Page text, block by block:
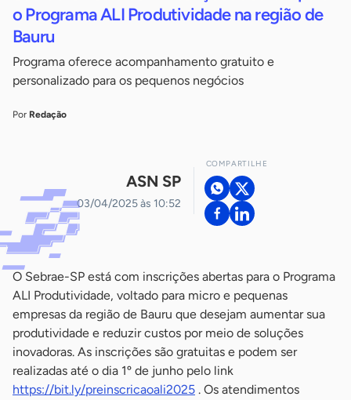
o Programa ALI Produtividade na região de
Bauru
Programa oferece acompanhamento gratuito e
personalizado para os pequenos negócios
Por Redação
ASN SP
03/04/2025 às 10:52
COMPARTILHE
O Sebrae-SP está com inscrições abertas para o Programa
ALI Produtividade, voltado para micro e pequenas
empresas da região de Bauru que desejam aumentar sua
produtividade e reduzir custos por meio de soluções
inovadoras. As inscrições são gratuitas e podem ser
realizadas até o dia 1º de junho pelo link
https://bit.ly/preinscricaoali2025 . Os atendimentos